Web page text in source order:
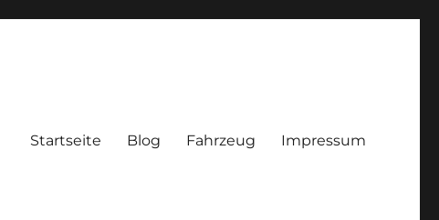
Startseite Blog Fahrzeug Impressum